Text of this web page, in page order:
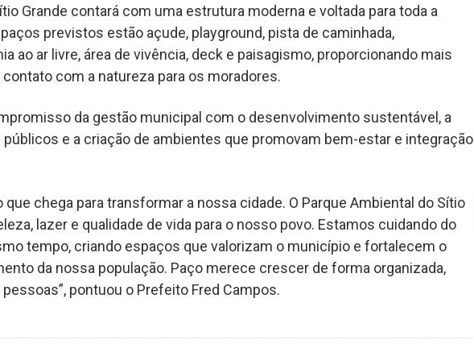
Grande contará com uma estrutura moderna e voltada para toda a
previstos estão açude, playground, pista de caminhada,
ao ar livre, área de vivência, deck e paisagismo, proporcionando mais
contato com a natureza para os moradores.
da gestão municipal com o desenvolvimento sustentável, a
e a criação de ambientes que promovam bem-estar e integração
chega para transformar a nossa cidade. O Parque Ambiental do Sítio
lazer e qualidade de vida para o nosso povo. Estamos cuidando do
tempo, criando espaços que valorizam o município e fortalecem o
da nossa população. Paço merece crescer de forma organizada,
pontuou o Prefeito Fred Campos.